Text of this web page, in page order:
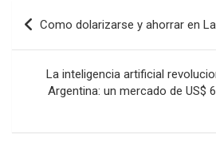
Navegación
de
entradas
Como dolarizarse y ahorrar en
La inteligencia artificial
Argentina: un mercado de US$